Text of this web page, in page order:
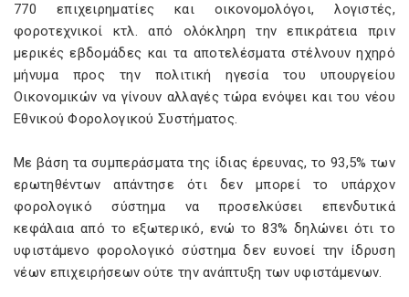
770 επιχειρηματίες και οικονομολόγοι, λογιστές,
φοροτεχνικοί κτλ. από ολόκληρη την επικράτεια πριν
μερικές εβδομάδες και τα αποτελέσματα στέλνουν ηχηρό
μήνυμα προς την πολιτική ηγεσία του υπουργείου
Οικονομικών να γίνουν αλλαγές τώρα ενόψει και του νέου
Εθνικού Φορολογικού Συστήματος.
Με βάση τα συμπεράσματα της ίδιας έρευνας, το 93,5% των
ερωτηθέντων απάντησε ότι δεν μπορεί το υπάρχον
φορολογικό σύστημα να προσελκύσει επενδυτικά
κεφάλαια από το εξωτερικό, ενώ το 83% δηλώνει ότι το
υφιστάμενο φορολογικό σύστημα δεν ευνοεί την ίδρυση
νέων επιχειρήσεων ούτε την ανάπτυξη των υφιστάμενων.